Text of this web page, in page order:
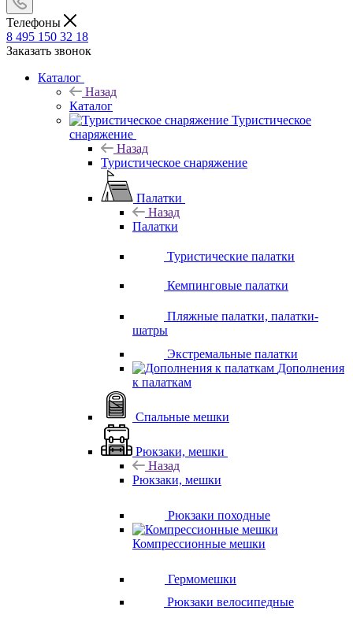
Телефоны
8 495 150 32 18
Заказать звонок
Каталог
Назад
Каталог
Туристическое
снаряжение
Назад
Туристическое снаряжение
Палатки
Назад
Палатки
Туристические палатки
Кемпинговые палатки
Пляжные палатки, палатки-
шатры
Экстремальные палатки
Дополнения
к палаткам
Спальные мешки
Рюкзаки, мешки
Назад
Рюкзаки, мешки
Рюкзаки походные
Компрессионные мешки
Гермомешки
Рюкзаки велосипедные